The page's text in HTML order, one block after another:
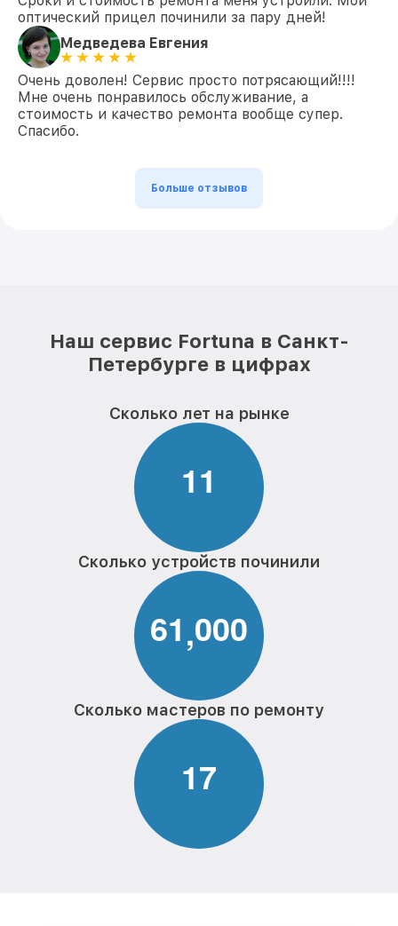
оптический прицел починили за пару дней!
Медведева Евгения
Очень доволен! Сервис просто потрясающий!!!!
Мне очень понравилось обслуживание, а
стоимость и качество ремонта вообще супер.
Спасибо.
Больше отзывов
Наш сервис Fortuna в Санкт-
Петербурге в цифрах
Сколько лет на рынке
11
Сколько устройств починили
61,000
Сколько мастеров по ремонту
17